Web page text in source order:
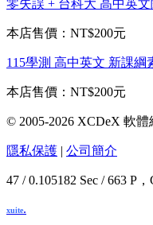
零失誤 + 台科大 高中英
本店售價： NT$200元
115學測 高中英文 新課
本店售價： NT$200元
© 2005-2026 XCDeX 軟
隱私保護 | 公司簡介
47 / 0.105182 Sec / 663 P
xuite.